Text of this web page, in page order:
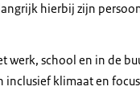
hierbij zijn
werk, school en in de
klimaat en